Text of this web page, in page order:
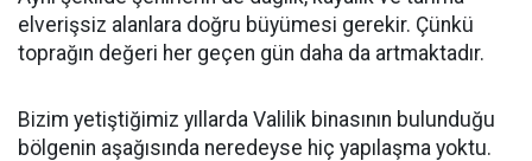
elverişsiz alanlara doğru büyümesi gerekir. Çünkü
toprağın değeri her geçen gün daha da artmaktadır.
Bizim yetiştiğimiz yıllarda Valilik binasının bulunduğu
bölgenin aşağısında neredeyse hiç yapılaşma yoktu.